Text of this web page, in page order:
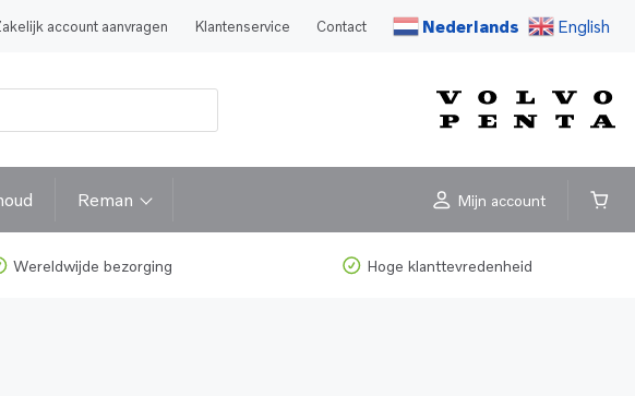
account aanvragen Klantenservice Contact Nederlands English
Reman Mijn account
Wereldwijde bezorging Hoge klanttevredenheid